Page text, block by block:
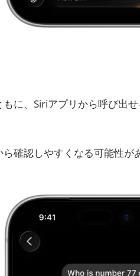
に、Siriアプリから呼び出
確認しやすくなる可能性が